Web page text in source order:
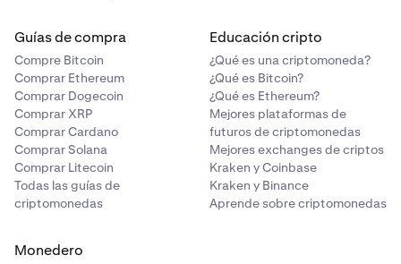
Guías de compra
Compre Bitcoin
Comprar Ethereum
Comprar Dogecoin
Comprar XRP
Comprar Cardano
Comprar Solana
Comprar Litecoin
Todas las guías de
criptomonedas
Educación cripto
¿Qué es una criptomoneda?
¿Qué es Bitcoin?
¿Qué es Ethereum?
Mejores plataformas de
futuros de criptomonedas
Mejores exchanges de criptos
Kraken y Coinbase
Kraken y Binance
Aprende sobre criptomonedas
Monedero